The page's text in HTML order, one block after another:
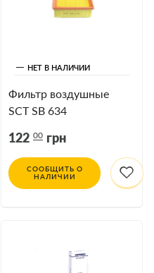
НЕТ В НАЛИЧИИ
Фильтр воздушные
SCT SB 634
122 00 грн
СООБЩИТЬ О
НАЛИЧИИ